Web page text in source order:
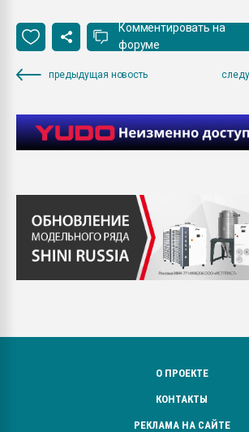
Комментировать на
форуме
предыдущая новость
О ПРОЕКТЕ
КОНТАКТЫ
РЕКЛАМА НА САЙТЕ